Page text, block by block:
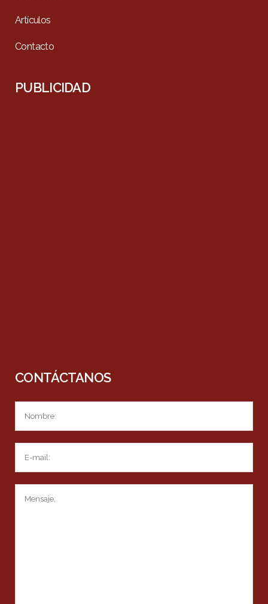
Artículos
Contacto
PUBLICIDAD
CONTÁCTANOS